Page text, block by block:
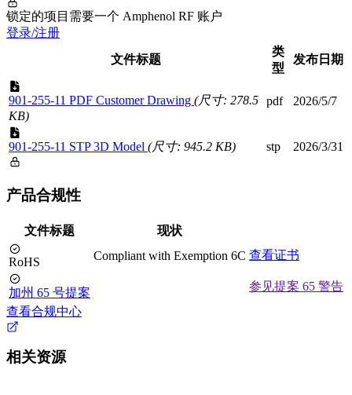
锁定的项目需要一个 Amphenol RF 账户
登录/注册
文件标题
类
型
发布日期
901-255-11 PDF Customer Drawing (尺寸: 278.5
KB)
pdf 2026/5/7
901-255-11 STP 3D Model (尺寸: 945.2 KB) stp 2026/3/31
产品合规性
文件标题 现状
RoHS Compliant with Exemption 6C 查看证书
加州 65 号提案
参见提案 65 警告
查看合规中心
相关资源